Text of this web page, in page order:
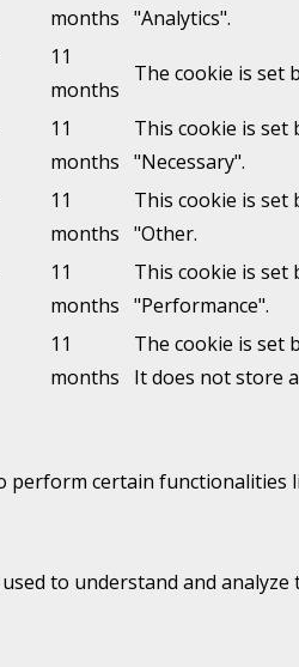
months "Analytics".
11
months
The cookie is set
11
months
This cookie is set
"Necessary".
11
months
This cookie is set
"Other.
11
months
This cookie is set
"Performance".
11
months
The cookie is set
It does not store
perform certain
to understand and